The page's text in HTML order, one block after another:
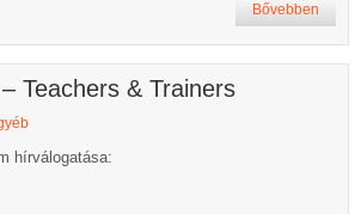
Bővebben
Teachers & Trainers
hírválogatása: